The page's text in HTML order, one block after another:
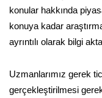
konular hakkında
konuya kadar
ayrıntılı olarak bilgi
Uzmanlarımız gerek
gerçekleştirilmesi